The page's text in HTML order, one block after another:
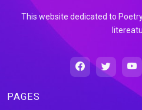
This website dedicated to
PAGES